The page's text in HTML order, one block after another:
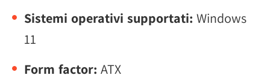
Sistemi operativi supportati: Windows
11
Form factor: ATX